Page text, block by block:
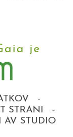
je
-
STRANI
-
AV STUDIO